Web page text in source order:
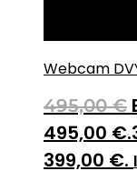
Webcam
495,00€
495,00 €.
399,00 €.